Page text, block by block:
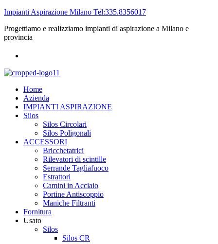
Impianti Aspirazione Milano Tel:335.8356017
Progettiamo e realizziamo impianti di aspirazione a Milano e
provincia
Home
Azienda
IMPIANTI ASPIRAZIONE
Silos
Silos Circolari
Silos Poligonali
ACCESSORI
Bricchetatrici
Rilevatori di scintille
Serrande Tagliafuoco
Estrattori
Camini in Acciaio
Portine Antiscoppio
Maniche Filtranti
Fornitura
Usato
Silos
Silos CR